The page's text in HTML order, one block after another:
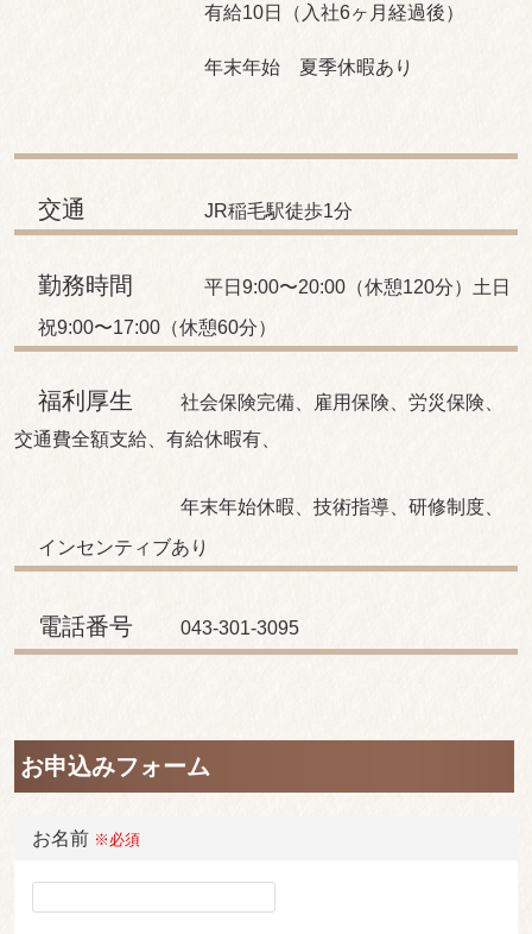
有給10日（入社6ヶ月経過後）
年末年始 夏季休暇あり
交通 JR稲毛駅徒歩1分
勤務時間 平日9:00〜20:00（休憩120分） 土日
祝9:00〜17:00（休憩60分）
福利厚生
社会保険完備、雇用保険、労災保険、
交通費全額支給、有給休暇有、
年末年始休暇、技術指導、研修制度、
インセンティブあり
電話番号 043-301-3095
お申込みフォーム
お名前 ※必須